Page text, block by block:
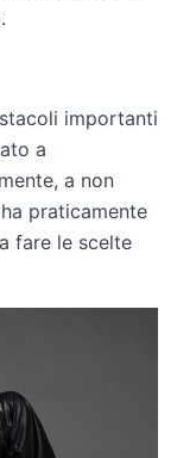
importanti
a
a non
praticamente
fare le scelte